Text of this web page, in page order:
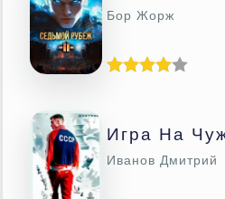
Бор Жорж
Игра На
Иванов Дмитрий